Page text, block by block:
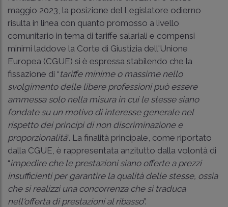
maggio 2023, la posizione del Legislatore odierno
risulta in linea con quanto promosso a livello
comunitario in tema di tariffe salariali e compensi
minimi laddove la Corte di Giustizia dell'Unione
Europea (CGUE) si è espressa stabilendo che la
fissazione di “tariffe minime o massime nello
svolgimento delle libere professioni può essere
ammessa solo nella misura in cui le stesse siano
fondate su un motivo di interesse generale nel
rispetto dei principi di non discriminazione e
proporzionalità”. La finalità principale, come riportato
dalla CGUE, è rappresentata anzitutto dalla volontà di
“impedire che le prestazioni siano offerte a prezzi
insufficienti per garantire la qualità delle stesse, ossia
che si realizzi una concorrenza che si traduca
nell'offerta di prestazioni al ribasso”.